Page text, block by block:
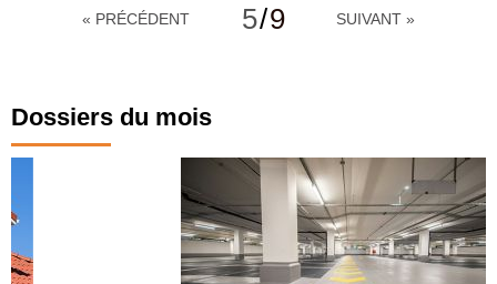
« PRÉCÉDENT 5/9 SUIVANT »
Dossiers du mois